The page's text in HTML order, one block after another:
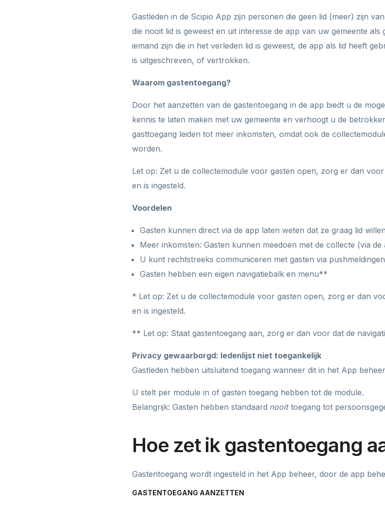
Gastleden in de Scipio App zijn personen die geen lid (meer) zijn
die nooit lid is geweest en uit interesse de app van uw gemeente
iemand zijn die in het verleden lid is geweest, de app als lid heeft
is uitgeschreven, of vertrokken.
Waarom gastentoegang?
Door het aanzetten van de gastentoegang in de app biedt u de
kennis te laten maken met uw gemeente en verhoogt u de
gasttoegang leiden tot meer inkomsten, omdat ook de
worden.
Let op: Zet u de collectemodule voor gasten open, zorg er dan
en is ingesteld.
Voordelen
Gasten kunnen direct via de app laten weten dat ze graag lid
Meer inkomsten: Gasten kunnen meedoen met de collecte (via
U kunt rechtstreeks communiceren met gasten via pushmeldingen
Gasten hebben een eigen navigatiebalk en menu**
* Let op: Zet u de collectemodule voor gasten open, zorg er dan
en is ingesteld.
** Let op: Staat gastentoegang aan, zorg er dan voor dat de
Privacy gewaarborgd: ledenlijst niet toegankelijk
Gastleden hebben uitsluitend toegang wanneer dit in het App
U stelt per module in of gasten toegang hebben tot de module.
Belangrijk: Gasten hebben standaard nooittoegang tot
Hoe zet ik gastentoegang
Gastentoegang wordt ingesteld in het App beheer, door de app
GASTENTOEGANG AANZETTEN